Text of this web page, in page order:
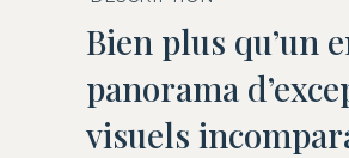
Bien plus qu’un
panorama
visuels